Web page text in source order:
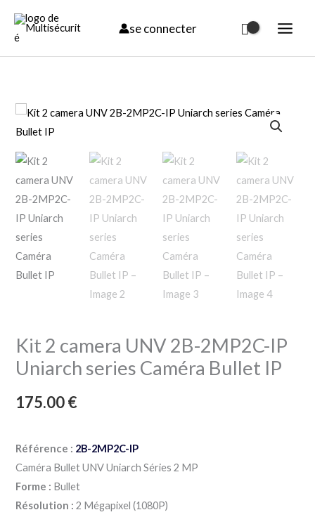
se connecter
Kit 2 camera UNV 2B-2MP2C-IP
Uniarch series Caméra Bullet IP
175.00€
Référence : 2B-2MP2C-IP
Caméra Bullet UNV Uniarch Séries 2 MP
Forme : Bullet
Résolution : 2 Mégapixel (1080P)
quantité
de
Kit
camera
UNV
2B-
2MP2C-
IP
Uniarch
Bullet
IP